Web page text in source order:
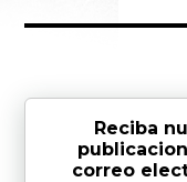
Reciba
correo